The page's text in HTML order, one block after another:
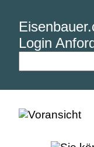
Login